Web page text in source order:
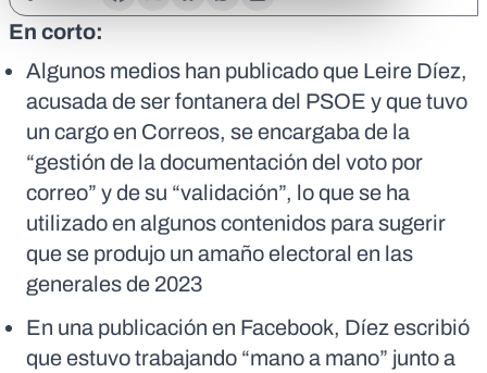
En corto:
Algunos medios han publicado que Leire Díez,
acusada de ser fontanera del PSOE y que tuvo
un cargo en Correos, se encargaba de la
“gestión de la documentación del voto por
correo” y de su “validación”, lo que se ha
utilizado en algunos contenidos para sugerir
que se produjo un amaño electoral en las
generales de 2023
En una publicación en Facebook, Díez escribió
que estuvo trabajando “mano a mano” junto a